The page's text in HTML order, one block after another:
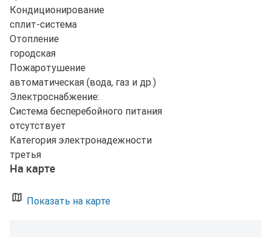
Кондиционирование
сплит-система
Отопление
городская
Пожаротушение
автоматическая (вода, газ и др.)
Электроснабжение:
Система бесперебойного питания
отсутствует
Категория электронадежности
третья
На карте
Показать на карте